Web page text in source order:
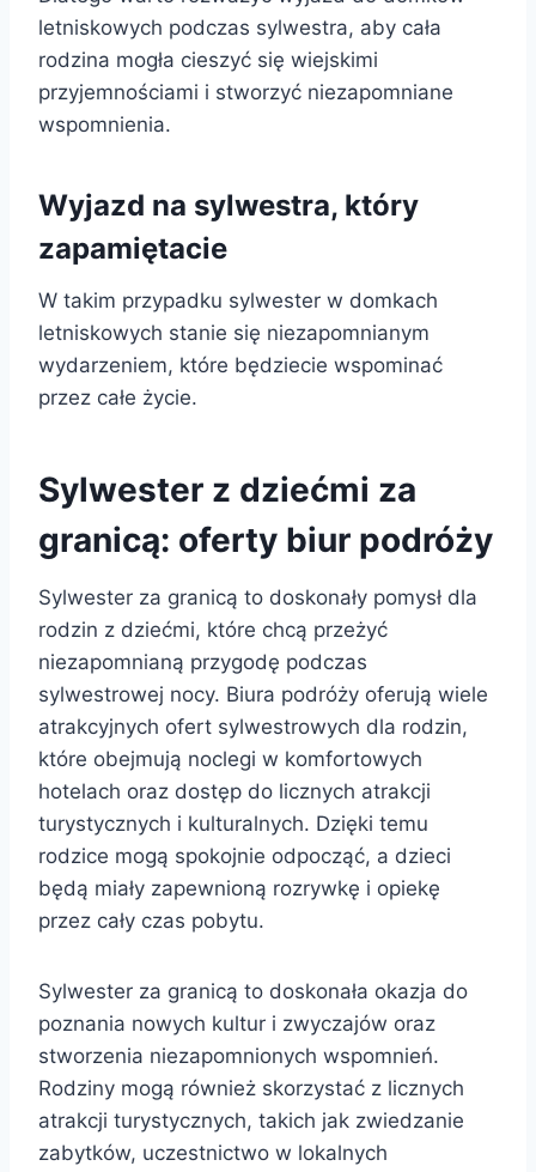
letniskowych podczas sylwestra, aby cała
rodzina mogła cieszyć się wiejskimi
przyjemnościami i stworzyć niezapomniane
wspomnienia.
Wyjazd na sylwestra, który
zapamiętacie
W takim przypadku sylwester w domkach
letniskowych stanie się niezapomnianym
wydarzeniem, które będziecie wspominać
przez całe życie.
Sylwester z dziećmi za
granicą: oferty biur podróży
Sylwester za granicą to doskonały pomysł dla
rodzin z dziećmi, które chcą przeżyć
niezapomnianą przygodę podczas
sylwestrowej nocy. Biura podróży oferują wiele
atrakcyjnych ofert sylwestrowych dla rodzin,
które obejmują noclegi w komfortowych
hotelach oraz dostęp do licznych atrakcji
turystycznych i kulturalnych. Dzięki temu
rodzice mogą spokojnie odpocząć, a dzieci
będą miały zapewnioną rozrywkę i opiekę
przez cały czas pobytu.
Sylwester za granicą to doskonała okazja do
poznania nowych kultur i zwyczajów oraz
stworzenia niezapomnionych wspomnień.
Rodziny mogą również skorzystać z licznych
atrakcji turystycznych, takich jak zwiedzanie
zabytków, uczestnictwo w lokalnych